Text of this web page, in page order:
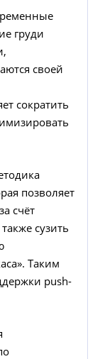
груди
своей
сократить
позволяет
счёт
сузить
Таким
push-